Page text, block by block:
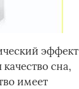
эффект
сна,
имеет